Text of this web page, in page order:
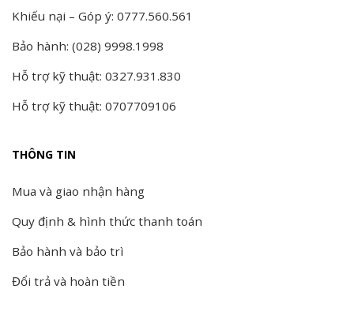
Khiếu nại – Góp ý: 0777.560.561
Bảo hành: (028) 9998.1998
Hỗ trợ kỹ thuật: 0327.931.830
Hỗ trợ kỹ thuật: 0707709106
THÔNG TIN
Mua và giao nhận hàng
Quy định & hình thức thanh toán
Bảo hành và bảo trì
Đổi trả và hoàn tiền